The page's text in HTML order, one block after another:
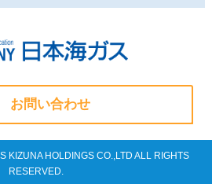
お問い合わせ
KIZUNA HOLDINGS CO.,LTD ALL RIGHTS
RESERVED.